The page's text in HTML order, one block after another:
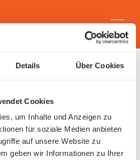
Details Über Cookies
Cookies
um Inhalte und Anzeigen zu
für soziale Medien anbieten
auf unsere Website zu
geben wir Informationen zu Ihrer
Blick Kontakt
Kontaktieren